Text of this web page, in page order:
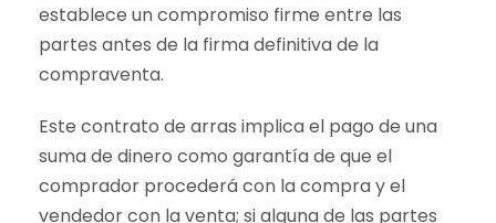
establece un compromiso firme entre las
partes antes de la firma definitiva de la
compraventa.
Este contrato de arras implica el pago de una
suma de dinero como garantía de que el
comprador procederá con la compra y el
vendedor con la venta; si alguna de las partes